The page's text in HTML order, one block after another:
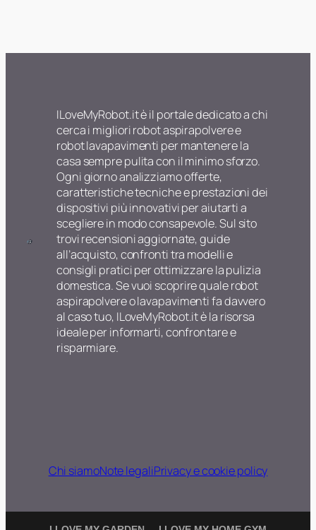
ILoveMyRobot.it è il portale dedicato a chi
cerca i migliori robot aspirapolvere e
robot lavapavimenti per mantenere la
casa sempre pulita con il minimo sforzo.
Ogni giorno analizziamo offerte,
caratteristiche tecniche e prestazioni dei
dispositivi più innovativi per aiutarti a
scegliere in modo consapevole. Sul sito
trovi recensioni aggiornate, guide
all’acquisto, confronti tra modelli e
consigli pratici per ottimizzare la pulizia
domestica. Se vuoi scoprire quale robot
aspirapolvere o lavapavimenti fa davvero
al caso tuo, ILoveMyRobot.it è la risorsa
ideale per informarti, confrontare e
risparmiare.
Chi siamoNote legaliPrivacy e cookie policy